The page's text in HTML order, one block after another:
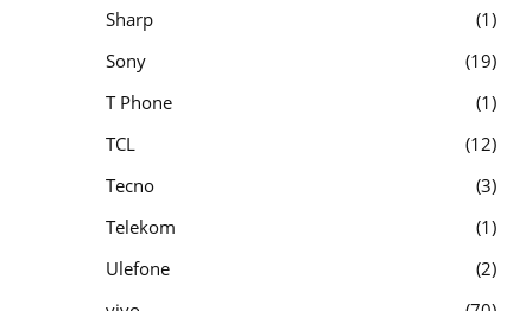
Sharp
1
Sony
19
T Phone
1
TCL
12
Tecno
3
Telekom
1
Ulefone
2